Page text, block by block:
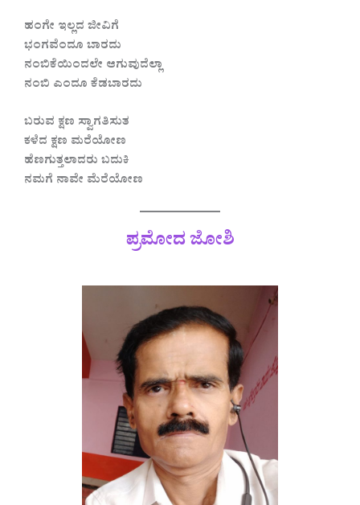
ಹಂಗೇ ಇಲ್ಲದ ಜೀವಿಗೆ
ಭಂಗವೆಂದೂ ಬಾರದು
ನಂಬಿಕೆಯಿಂದಲೇ ಆಗುವುದೆಲ್ಲಾ
ನಂಬಿ ಎಂದೂ ಕೆಡಬಾರದು
ಬರುವ ಕ್ಷಣ ಸ್ವಾಗತಿಸುತ
ಕಳೆದ ಕ್ಷಣ ಮರೆಯೋಣ
ಹೆಣಗುತ್ತಲಾದರು ಬದುಕಿ
ನಮಗೆ ನಾವೇ ಮೆರೆಯೋಣ
ಪ್ರಮೋದ ಜೋಶಿ